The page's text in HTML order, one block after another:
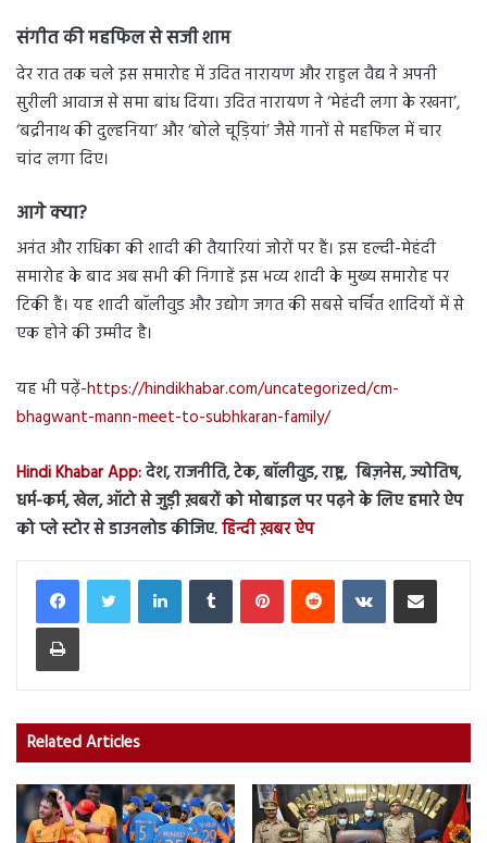
संगीत की महफिल से सजी शाम
देर रात तक चले इस समारोह में उदित नारायण और राहुल वैद्य ने अपनी
सुरीली आवाज से समा बांध दिया। उदित नारायण ने ‘मेहंदी लगा के रखना’,
‘बद्रीनाथ की दुल्हनिया’ और ‘बोले चूड़ियां’ जैसे गानों से महफिल में चार
चांद लगा दिए।
आगे क्या?
अनंत और राधिका की शादी की तैयारियां जोरों पर हैं। इस हल्दी-मेहंदी
समारोह के बाद अब सभी की निगाहें इस भव्य शादी के मुख्य समारोह पर
टिकी हैं। यह शादी बॉलीवुड और उद्योग जगत की सबसे चर्चित शादियों में से
एक होने की उम्मीद है।
यह भी पढ़ें-https://hindikhabar.com/uncategorized/cm-
bhagwant-mann-meet-to-subhkaran-family/
Hindi Khabar App:देश, राजनीति, टेक, बॉलीवुड, राष्ट्र, बिज़नेस, ज्योतिष,
धर्म-कर्म, खेल, ऑटो से जुड़ी ख़बरों को मोबाइल पर पढ़ने के लिए हमारे ऐप
को प्ले स्टोर से डाउनलोड कीजिए.हिन्दी ख़बर ऐप
LinkedInTumblr PinterestReddit VKontakteShare via Email
Print
Related Articles